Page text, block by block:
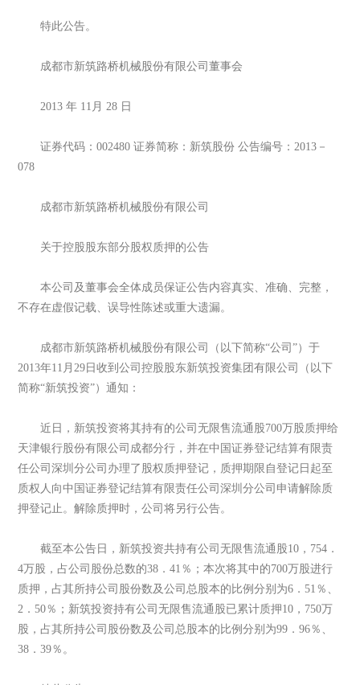
特此公告。
成都市新筑路桥机械股份有限公司董事会
2013 年 11月 28 日
证券代码：002480 证券简称：新筑股份 公告编号：2013－
078
成都市新筑路桥机械股份有限公司
关于控股股东部分股权质押的公告
本公司及董事会全体成员保证公告内容真实、准确、完整，
不存在虚假记载、误导性陈述或重大遗漏。
成都市新筑路桥机械股份有限公司（以下简称“公司”）于
2013年11月29日收到公司控股股东新筑投资集团有限公司（以下
简称“新筑投资”）通知：
近日，新筑投资将其持有的公司无限售流通股700万股质押给
天津银行股份有限公司成都分行，并在中国证券登记结算有限责
任公司深圳分公司办理了股权质押登记，质押期限自登记日起至
质权人向中国证券登记结算有限责任公司深圳分公司申请解除质
押登记止。解除质押时，公司将另行公告。
截至本公告日，新筑投资共持有公司无限售流通股10，754．
4万股，占公司股份总数的38．41％；本次将其中的700万股进行
质押，占其所持公司股份数及公司总股本的比例分别为6．51％、
2．50％；新筑投资持有公司无限售流通股已累计质押10，750万
股，占其所持公司股份数及公司总股本的比例分别为99．96％、
38．39％。